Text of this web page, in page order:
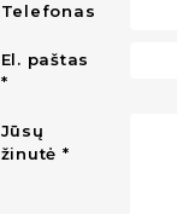
Telefonas
El. paštas
Jūsų
žinutė